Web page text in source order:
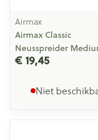
Airmax
Airmax Classic
Neusspreider
€ 19,45
Niet